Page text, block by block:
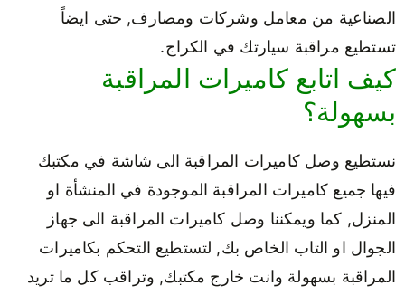
الصناعية من معامل وشركات ومصارف, حتى ايضاً
تستطيع مراقبة سيارتك في الكراج.
كيف اتابع كاميرات المراقبة
بسهولة؟
نستطيع وصل كاميرات المراقبة الى شاشة في مكتبك
فيها جميع كاميرات المراقبة الموجودة في المنشأة او
المنزل, كما ويمكننا وصل كاميرات المراقبة الى جهاز
الجوال او التاب الخاص بك, لتستطيع التحكم بكاميرات
المراقبة بسهولة وانت خارج مكتبك, وتراقب كل ما تريد